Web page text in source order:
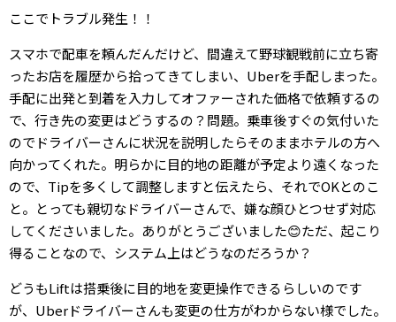
ここでトラブル発生！！
スマホで配車を頼んだんだけど、間違えて野球観戦前に立ち寄
ったお店を履歴から拾ってきてしまい、Uberを手配しまった。
手配に出発と到着を入力してオファーされた価格で依頼するの
で、行き先の変更はどうするの？問題。乗車後すぐの気付いた
のでドライバーさんに状況を説明したらそのままホテルの方へ
向かってくれた。明らかに目的地の距離が予定より遠くなった
ので、Tipを多くして調整しますと伝えたら、それでOKとのこ
と。とっても親切なドライバーさんで、嫌な顔ひとつせず対応
してくださいました。ありがとうございました😊ただ、起こり
得ることなので、システム上はどうなのだろうか？
どうもLiftは搭乗後に目的地を変更操作できるらしいのです
が、Uberドライバーさんも変更の仕方がわからない様でした。